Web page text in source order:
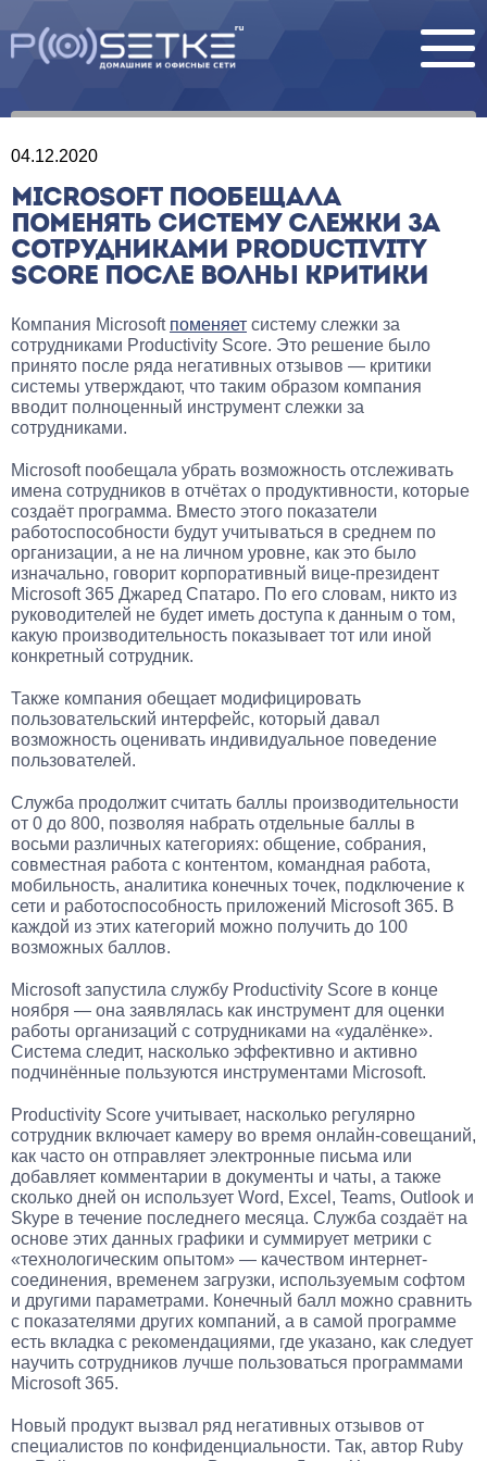
04.12.2020
MICROSOFT ПООБЕЩАЛА
ПОМЕНЯТЬ СИСТЕМУ СЛЕЖКИ ЗА
СОТРУДНИКАМИ PRODUCTIVITY
SCORE ПОСЛЕ ВОЛНЫ КРИТИКИ
Компания Microsoft поменяет систему слежки за
сотрудниками Productivity Score. Это решение было
принято после ряда негативных отзывов — критики
системы утверждают, что таким образом компания
вводит полноценный инструмент слежки за
сотрудниками.
Microsoft пообещала убрать возможность отслеживать
имена сотрудников в отчётах о продуктивности, которые
создаёт программа. Вместо этого показатели
работоспособности будут учитываться в среднем по
организации, а не на личном уровне, как это было
изначально, говорит корпоративный вице-президент
Microsoft 365 Джаред Спатаро. По его словам, никто из
руководителей не будет иметь доступа к данным о том,
какую производительность показывает тот или иной
конкретный сотрудник.
Также компания обещает модифицировать
пользовательский интерфейс, который давал
возможность оценивать индивидуальное поведение
пользователей.
Служба продолжит считать баллы производительности
от 0 до 800, позволяя набрать отдельные баллы в
восьми различных категориях: общение, собрания,
совместная работа с контентом, командная работа,
мобильность, аналитика конечных точек, подключение к
сети и работоспособность приложений Microsoft 365. В
каждой из этих категорий можно получить до 100
возможных баллов.
Microsoft запустила службу Productivity Score в конце
ноября — она заявлялась как инструмент для оценки
работы организаций с сотрудниками на «удалёнке».
Система следит, насколько эффективно и активно
подчинённые пользуются инструментами Microsoft.
Productivity Score учитывает, насколько регулярно
сотрудник включает камеру во время онлайн-совещаний,
как часто он отправляет электронные письма или
добавляет комментарии в документы и чаты, а также
сколько дней он использует Word, Excel, Teams, Outlook и
Skype в течение последнего месяца. Служба создаёт на
основе этих данных графики и суммирует метрики с
«технологическим опытом» — качеством интернет-
соединения, временем загрузки, используемым софтом
и другими параметрами. Конечный балл можно сравнить
с показателями других компаний, а в самой программе
есть вкладка с рекомендациями, где указано, как следует
научить сотрудников лучше пользоваться программами
Microsoft 365.
Новый продукт вызвал ряд негативных отзывов от
специалистов по конфиденциальности. Так, автор Ruby